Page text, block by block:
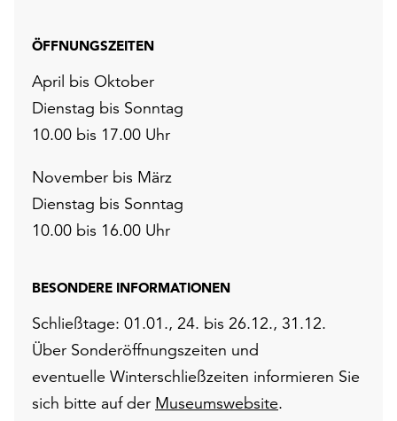
ÖFFNUNGSZEITEN
April bis Oktober
Dienstag bis Sonntag
10.00 bis 17.00 Uhr
November bis März
Dienstag bis Sonntag
10.00 bis 16.00 Uhr
BESONDERE INFORMATIONEN
Schließtage: 01.01., 24. bis 26.12., 31.12.
Über Sonderöffnungszeiten und
eventuelle Winterschließzeiten informieren Sie
sich bitte auf der Museumswebsite.